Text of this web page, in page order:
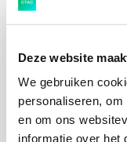
Deze website
We gebruiken
personaliseren,
en om ons
informatie over het
Ctac zal op 1 april
Voor aanwijzingen
zal plaatsvinden
website. In
van alle